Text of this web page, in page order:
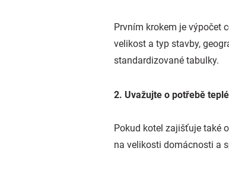
Prvním krokem je výpočet
velikost a typ stavby,
standardizované tabulky.
2. Uvažujte o potřebě
Pokud kotel zajišťuje také
na velikosti domácnosti a